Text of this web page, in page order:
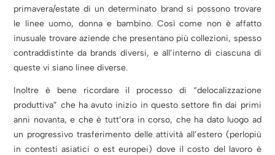
primavera/estate di un determinato brand si possono trovare
le linee uomo, donna e bambino. Così come non è affatto
inusuale trovare aziende che presentano più collezioni, spesso
contraddistinte da brands diversi, e all’interno di ciascuna di
queste vi siano linee diverse.
Inoltre è bene ricordare il processo di “delocalizzazione
produttiva” che ha avuto inizio in questo settore fin dai primi
anni novanta, e che è tutt’ora in corso, che ha dato luogo ad
un progressivo trasferimento delle attività all’estero (perlopiù
in contesti asiatici o est europei) dove il costo del lavoro è